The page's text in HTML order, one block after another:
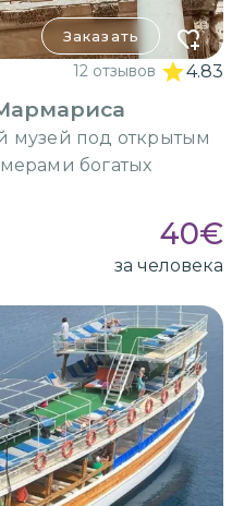
Заказать
12 отзывов 4.83
музей под открытым
богатых
40€
за человека